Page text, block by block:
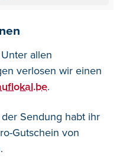
allen
verlosen wir einen
.
Sendung habt ihr
Gutschein von